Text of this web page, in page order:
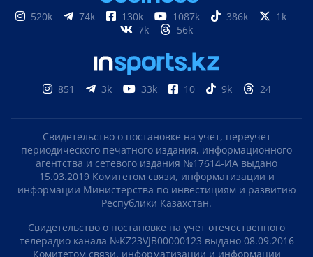
520k 74k 130k 1087k 386k
1k
7k
56k
851 3k 33k 10 9k 24
Свидетельство о постановке на учет, переучет
периодического печатного издания, информационного
агентства и сетевого издания №17614-ИА выдано
15.03.2019 Комитетом связи, информатизации и
информации Министерства по инвестициям и развитию
Республики Казахстан.
Свидетельство о постановке на учет отечественного
телерадио канала №KZ23VJB00000123 выдано 08.09.2016
Комитетом связи, информатизации и информации